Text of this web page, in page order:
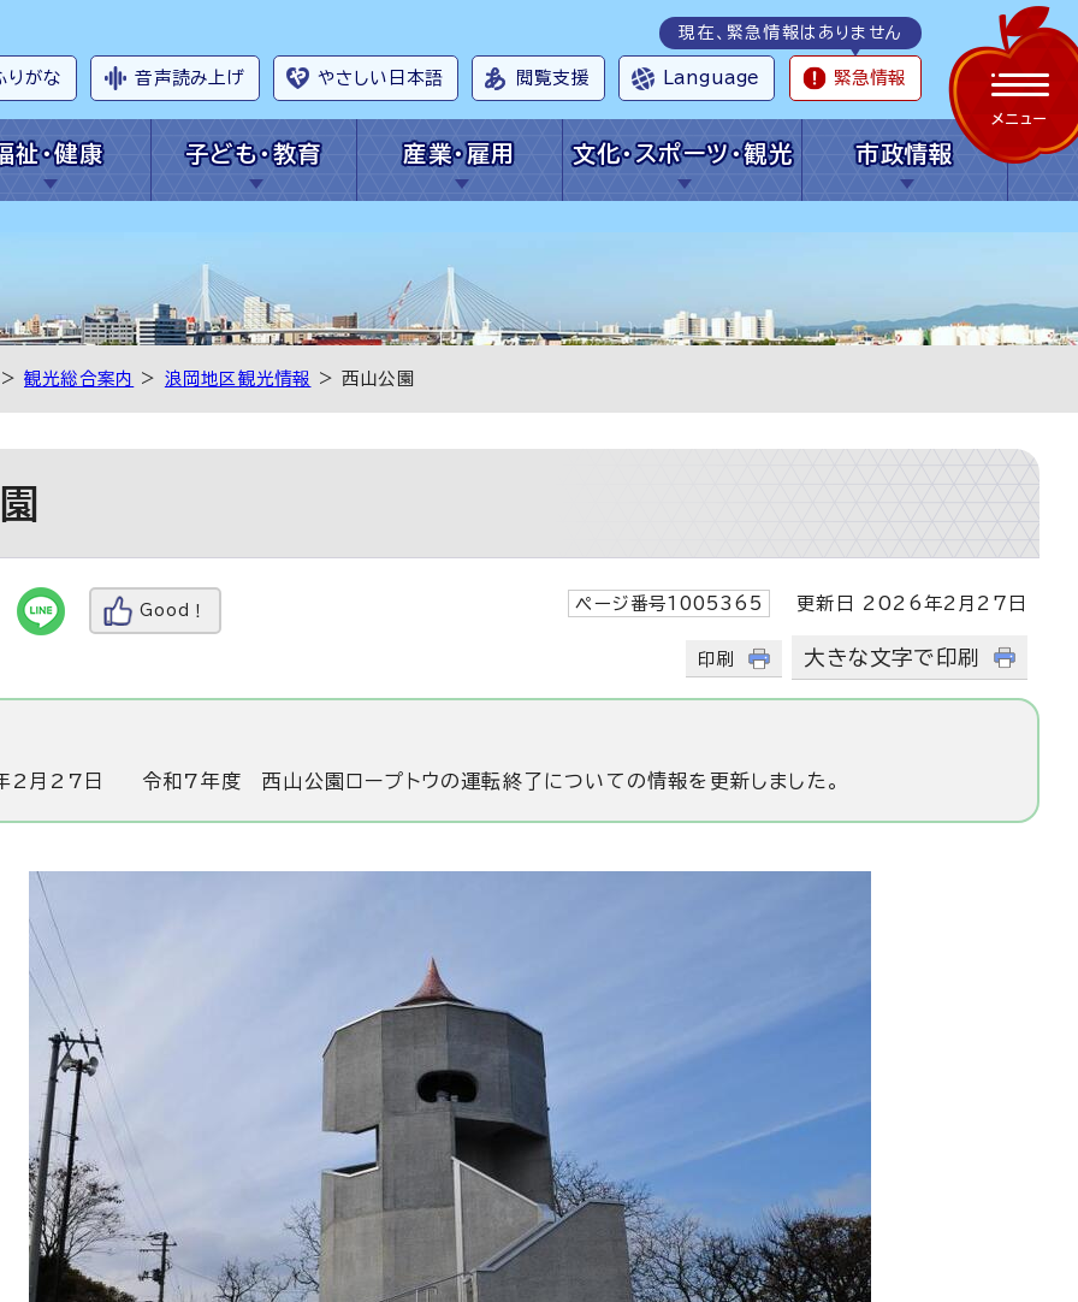
現在、緊急情報はありません
りがな 音声読み上げ やさしい日本語 閲覧支援 Language 緊急情報
メニュー
祉・健康 子ども・教育 産業・雇用 文化・スポーツ・観光 市政情報
観光総合案内 > 浪岡地区観光情報 > 西山公園
Good！ ページ番号1005365 更新日 2026年2月27日
印刷 大きな文字で印刷
2月27日 令和7年度 西山公園ロープトウの運転終了についての情報を更新しました。